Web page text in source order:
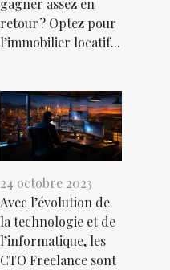
gagner assez en
retour ? Optez pour
l’immobilier locatif...
24 octobre 2023
Avec l’évolution de
la technologie et de
l’informatique, les
CTO Freelance sont